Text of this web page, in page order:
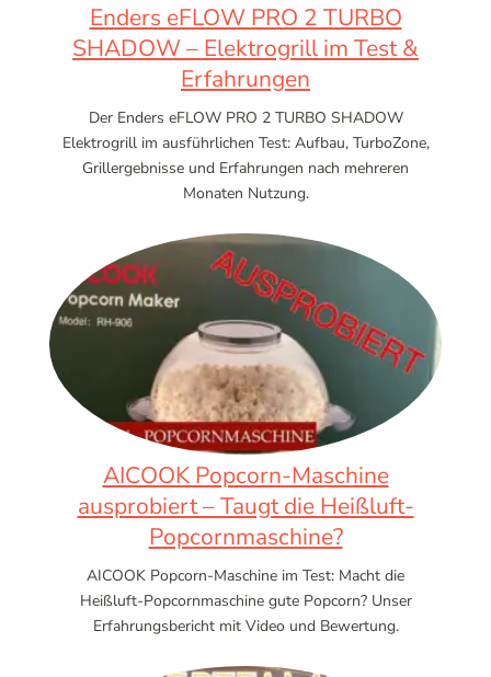
Enders eFLOW PRO 2 TURBO
SHADOW – Elektrogrill im Test &
Erfahrungen
Der Enders eFLOW PRO 2 TURBO SHADOW
Elektrogrill im ausführlichen Test: Aufbau, TurboZone,
Grillergebnisse und Erfahrungen nach mehreren
Monaten Nutzung.
AICOOK Popcorn-Maschine
ausprobiert – Taugt die Heißluft-
Popcornmaschine?
AICOOK Popcorn-Maschine im Test: Macht die
Heißluft-Popcornmaschine gute Popcorn? Unser
Erfahrungsbericht mit Video und Bewertung.